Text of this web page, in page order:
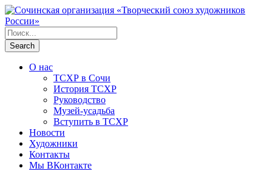
О нас
ТСХР в Сочи
История ТСХР
Руководство
Музей-усадьба
Вступить в ТСХР
Новости
Художники
Контакты
Мы ВКонтакте